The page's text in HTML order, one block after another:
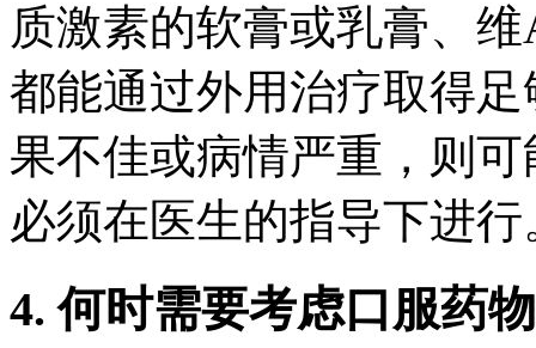
质激素的软膏或乳膏、
都能通过外用治疗取得
果不佳或病情严重，则
必须在医生的指导下进行
4. 何时需要考虑口服药